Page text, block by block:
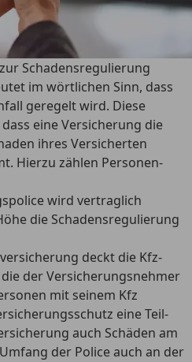
Schadensregulierung
im wörtlichen Sinn, dass
geregelt wird. Diese
eine Versicherung die
ihres Versicherten
Hierzu zählen Personen-
wird vertraglich
die Schadensregulierung
deckt die Kfz-
der Versicherungsnehmer
mit seinem Kfz
eine Teil-
auch Schäden am
der Police auch an der